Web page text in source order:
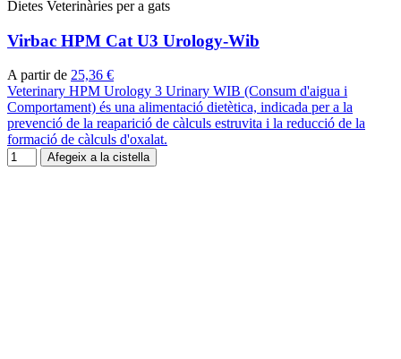
Dietes Veterinàries per a gats
Virbac HPM Cat U3 Urology-Wib
A partir de 25,36 €
Veterinary HPM Urology 3 Urinary WIB (Consum d'aigua i
Comportament) és una alimentació dietètica, indicada per a la
prevenció de la reaparició de càlculs estruvita i la reducció de la
formació de càlculs d'oxalat.
Afegeix a la cistella